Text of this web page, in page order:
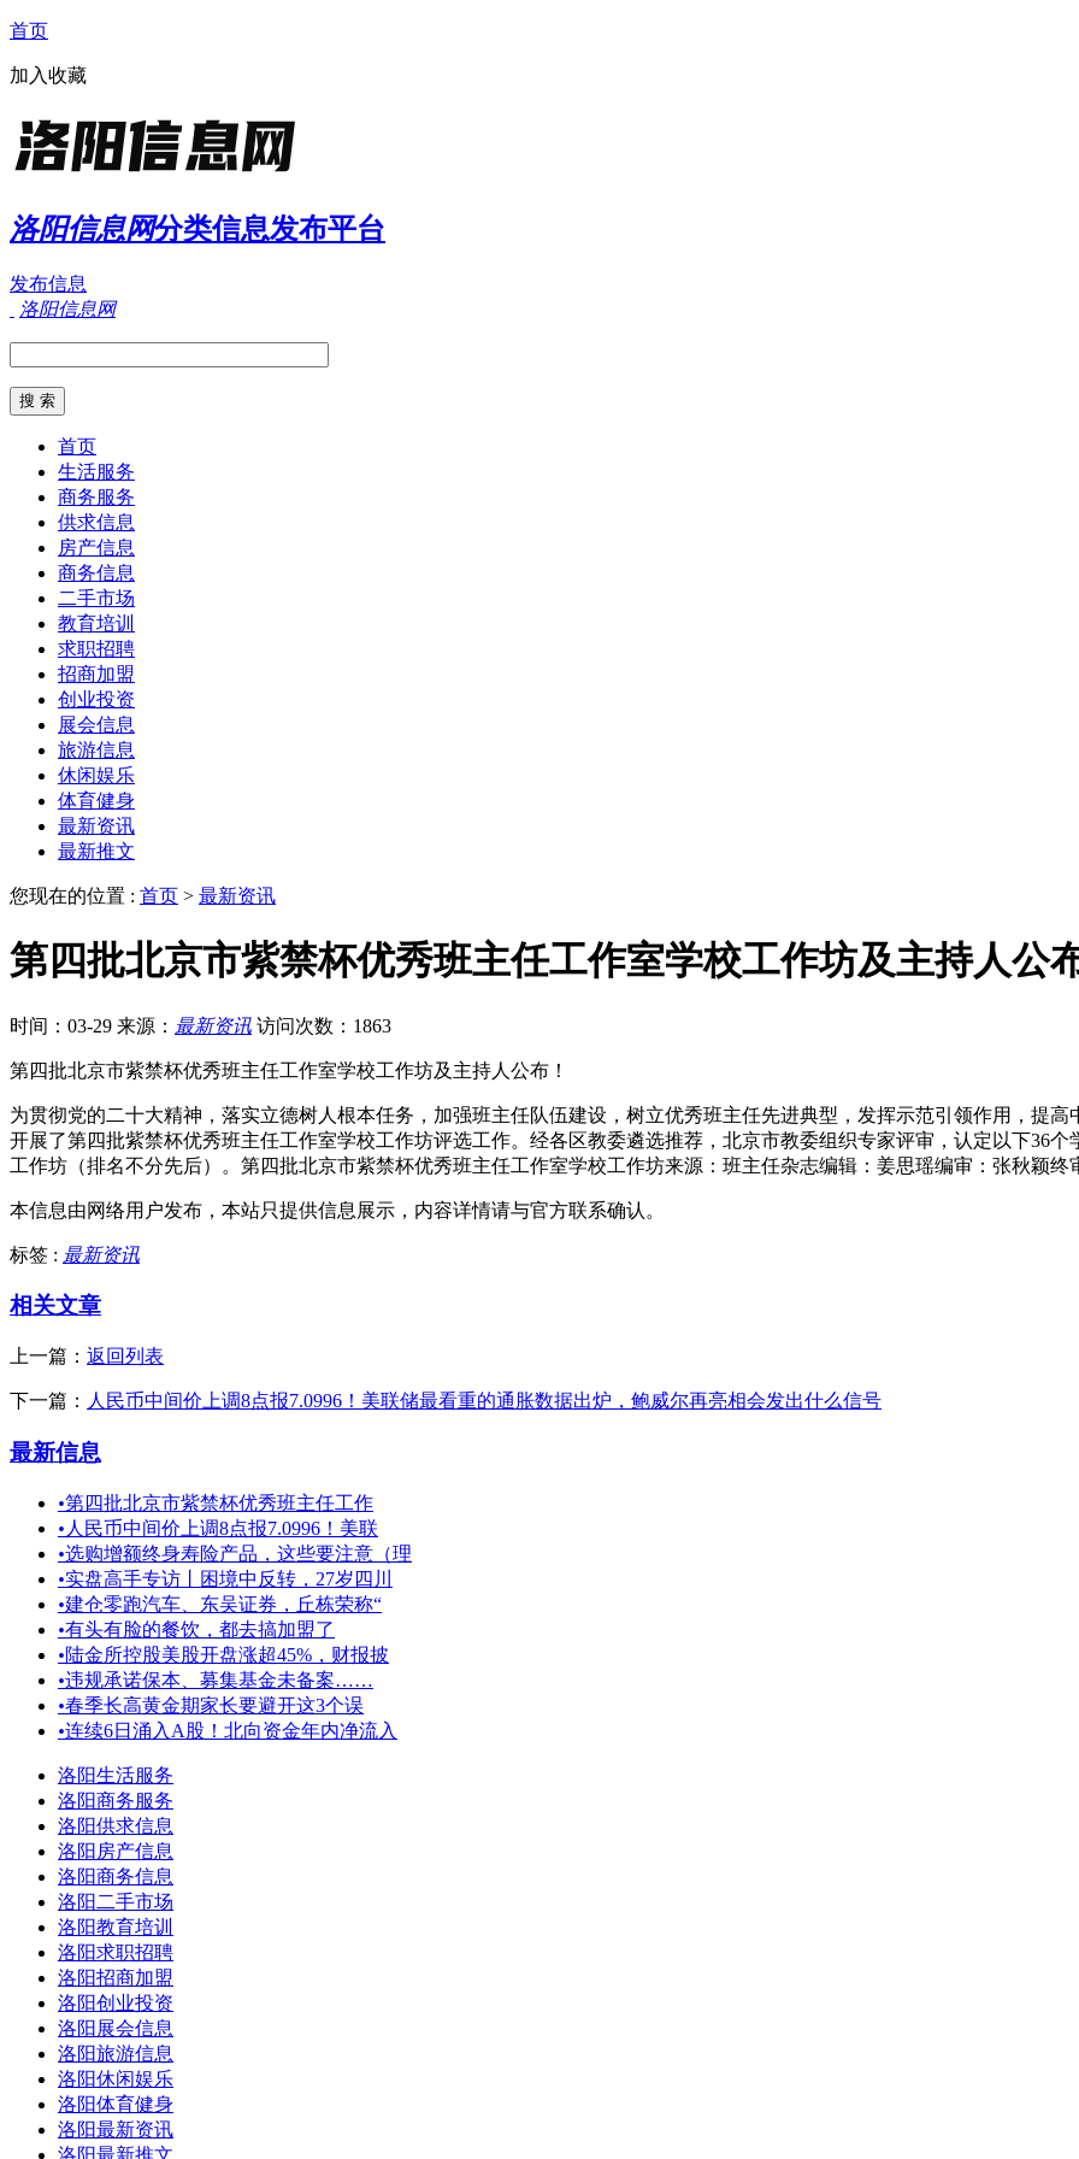
首页
加入收藏
洛阳信息网分类信息发布平台
发布信息
洛阳信息网
首页
生活服务
商务服务
供求信息
房产信息
商务信息
二手市场
教育培训
求职招聘
招商加盟
创业投资
展会信息
旅游信息
休闲娱乐
体育健身
最新资讯
最新推文
您现在的位置 : 首页 > 最新资讯
第四批北京市紫禁杯优秀班主任工作室学校工作坊及主持人公
时间：03-29 来源： 最新资讯 访问次数：1863
第四批北京市紫禁杯优秀班主任工作室学校工作坊及主持人公布！
为贯彻党的二十大精神，落实立德树人根本任务，加强班主任队伍建设，树立优秀班主任先进典型，发挥示范引领作用，提
开展了第四批紫禁杯优秀班主任工作室学校工作坊评选工作。经各区教委遴选推荐，北京市教委组织专家评审，认定以下36
工作坊（排名不分先后）。第四批北京市紫禁杯优秀班主任工作室学校工作坊来源：班主任杂志编辑：姜思瑶编审：张秋颖
本信息由网络用户发布， 本站只提供信息展示，内容详情请与官方联系确认。
标签 : 最新资讯
相关文章
上一篇： 返回列表
下一篇： 人民币中间价上调8点报7.0996！美联储最看重的通胀数据出炉，鲍威尔再亮相会发出什么信号
最新信息
•第四批北京市紫禁杯优秀班主任工作
• 人民币中间价上调8点报7.0996！美联
•选购增额终身寿险产品，这些要注意（理
•实盘高手专访丨困境中反转，27岁四川
•建仓零跑汽车、东吴证券，丘栋荣称“
•有头有脸的餐饮，都去搞加盟了
•陆金所控股美股开盘涨超45%，财报披
•违规承诺保本、募集基金未备案……
•春季长高黄金期家长要避开这3个误
•连续6日涌入A股！北向资金年内净流入
洛阳生活服务
洛阳商务服务
洛阳供求信息
洛阳房产信息
洛阳商务信息
洛阳二手市场
洛阳教育培训
洛阳求职招聘
洛阳招商加盟
洛阳创业投资
洛阳展会信息
洛阳旅游信息
洛阳休闲娱乐
洛阳体育健身
洛阳最新资讯
洛阳最新推文